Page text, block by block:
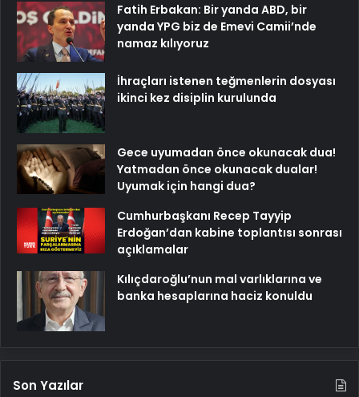
Fatih Erbakan: Bir yanda ABD, bir
yanda YPG biz de Emevi Camii’nde
namaz kılıyoruz
İhraçları istenen teğmenlerin dosyası
ikinci kez disiplin kurulunda
Gece uyumadan önce okunacak dua!
Yatmadan önce okunacak dualar!
Uyumak için hangi dua?
Cumhurbaşkanı Recep Tayyip
Erdoğan’dan kabine toplantısı sonrası
açıklamalar
Kılıçdaroğlu’nun mal varlıklarına ve
banka hesaplarına haciz konuldu
Son Yazılar